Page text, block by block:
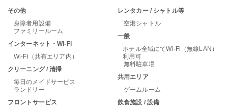
その他
身障者用設備
ファミリールーム
インターネット・Wi-Fi
Wi-Fi（共有エリア内）
クリーニング / 清掃
毎日のメイドサービス
ランドリー
フロントサービス
レンタカー / シャトル等
空港シャトル
一般
ホテル全域にてWi-Fi（無線LAN）
利用可
無料駐車場
共用エリア
ゲームルーム
飲食施設 / 設備